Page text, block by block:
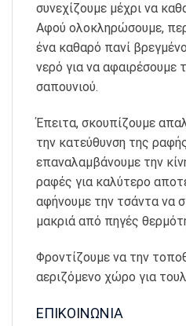
συνεχίζουμε μέχρι να
Αφού ολοκληρώσουμε,
ένα καθαρό πανί
νερό για να αφαιρέσουμε
σαπουνιού.
Έπειτα, σκουπίζουμε
την κατεύθυνση της
επαναλαμβάνουμε την
ραφές για καλύτερο
αφήνουμε την τσάντα να
μακριά από πηγές
Φροντίζουμε να την
αεριζόμενο χώρο για
ΕΠΙΚΟΙΝΩΝΙΑ